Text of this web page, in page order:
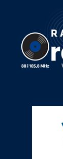
website!